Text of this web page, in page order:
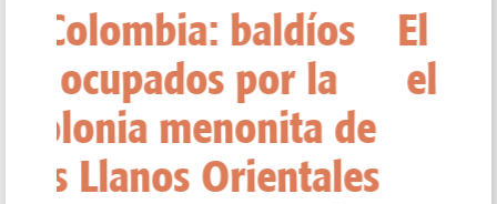
El Mercosur oficializa
el ingreso de Bolivia
como su quinto
miembro